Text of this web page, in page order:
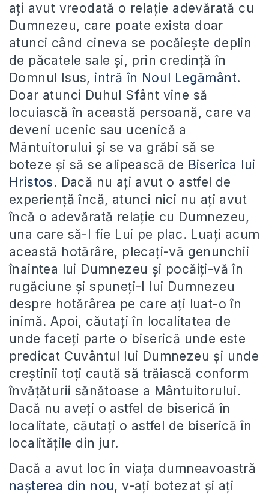
ați avut vreodată o relație adevărată cu
Dumnezeu, care poate exista doar
atunci când cineva se pocăiește deplin
de păcatele sale și, prin credință în
Domnul Isus, intră în Noul Legământ.
Doar atunci Duhul Sfânt vine să
locuiască în această persoană, care va
deveni ucenic sau ucenică a
Mântuitorului și se va grăbi să se
boteze și să se alipească de Biserica lui
Hristos. Dacă nu ați avut o astfel de
experiență încă, atunci nici nu ați avut
încă o adevărată relație cu Dumnezeu,
una care să-I fie Lui pe plac. Luați acum
această hotărâre, plecați-vă genunchii
înaintea lui Dumnezeu și pocăiți-vă în
rugăciune și spuneți-I lui Dumnezeu
despre hotărârea pe care ați luat-o în
inimă. Apoi, căutați în localitatea de
unde faceți parte o biserică unde este
predicat Cuvântul lui Dumnezeu și unde
creștinii toți caută să trăiască conform
învățăturii sănătoase a Mântuitorului.
Dacă nu aveți o astfel de biserică în
localitate, căutați o astfel de biserică în
localitățile din jur.
Dacă a avut loc în viața dumneavoastră
nașterea din nou, v-ați botezat și ați